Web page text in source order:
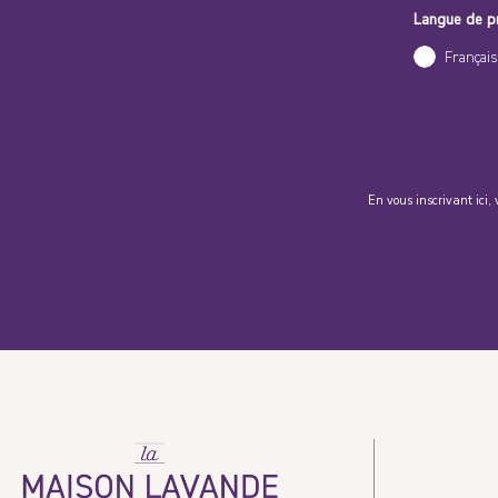
Langue de
Français
En vous inscrivant ici,
Lavande